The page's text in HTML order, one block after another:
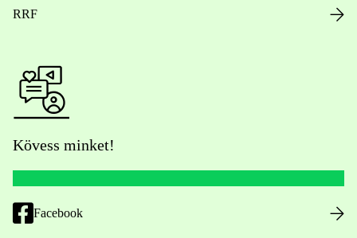
RRF
Kövess minket!
Facebook